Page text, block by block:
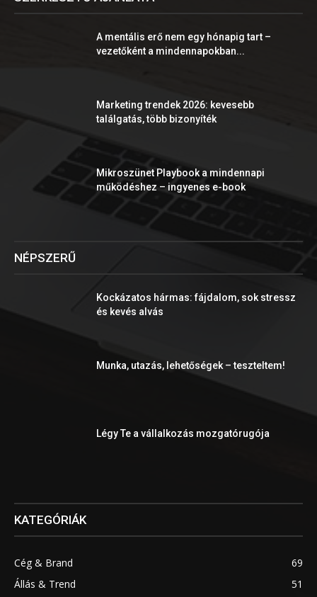
A mentális erő nem egy hónapig tart –
vezetőként a mindennapokban...
Marketing trendek 2026: kevesebb
találgatás, több bizonyíték
Mikroszünet Playbook a mindennapi
működéshez – ingyenes e-book
NÉPSZERŰ
Kockázatos hármas: fájdalom, sok stressz
és kevés alvás
Munka, utazás, lehetőségek – teszteltem!
Légy Te a vállalkozás mozgatórugója
KATEGÓRIÁK
Cég & Brand
69
Állás & Trend
51